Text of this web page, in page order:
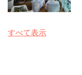
すべて表示